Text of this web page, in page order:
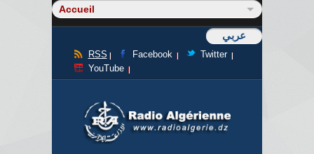
عربي
RSS Facebook
Twitter
YouTube